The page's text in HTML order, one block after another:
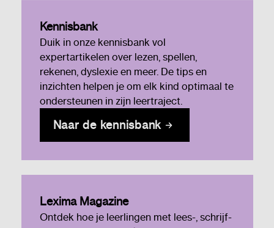
Kennisbank
Duik in onze kennisbank vol
expertartikelen over lezen, spellen,
rekenen, dyslexie en meer. De tips en
inzichten helpen je om elk kind optimaal te
ondersteunen in zijn leertraject.
Naar de kennisbank
Lexima Magazine
Ontdek hoe je leerlingen met lees-, schrijf-